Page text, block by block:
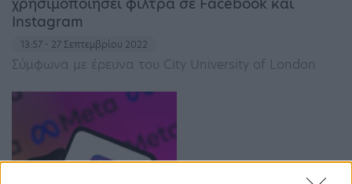
Instagram
13:57 - 27 Σεπτεμβρίου 2022
Σύμφωνα με έρευνα του City University of London